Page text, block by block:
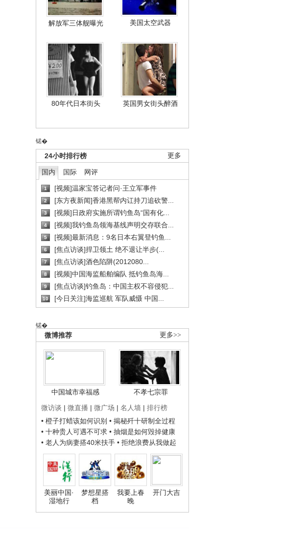
解放军三体舰曝光 美国太空武器
80年代日本街头 英国男女街头醉酒
锘�
更多
24小时排行榜
国内 国际 网评
1 [视频]温家宝答记者问·王立军事件
2 [东方夜新闻]香港黑帮内讧持刀追砍警...
3 [视频]日政府实施所谓钓鱼岛“国有化...
4 [视频]我钓鱼岛领海基线声明交存联合...
5 [视频]最新消息：9名日本右翼登钓鱼...
6 [焦点访谈]捍卫领土 绝不退让半步(...
7 [焦点访谈]酒色陷阱(2012080...
8 [视频]中国海监船舶编队 抵钓鱼岛海...
9 [焦点访谈]钓鱼岛：中国主权不容侵犯...
10 [今日关注]海监巡航 军队威慑 中国...
锘�
更多>>
微博推荐
中国城市幸福感
不孝七宗罪
微访谈 | 微直播 | 微广场 | 名人墙 | 排行榜
• 橙子打蜡该如何识别 • 揭秘歼十研制全过程
• 十种贵人可遇不可求 • 抽烟是如何毁掉健康
• 老人为病妻搭40米扶手 • 拒绝浪费从我做起
美丽中国·
湿地行
梦想星搭
档
我要上春
晚
开门大吉